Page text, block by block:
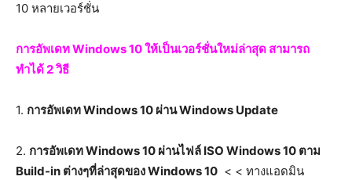
10 หลายเวอร์ชั่น
การอัพเดท Windows 10 ให้เป็นเวอร์ชั่นใหม่ล่าสุด สามารถ
ทำได้ 2 วิธี
1. การอัพเดท Windows 10 ผ่าน Windows Update
2. การอัพเดท Windows 10 ผ่านไฟล์ ISO Windows 10 ตาม
Build-in ต่างๆที่ล่าสุดของ Windows 10 < < ทางแอดมิน